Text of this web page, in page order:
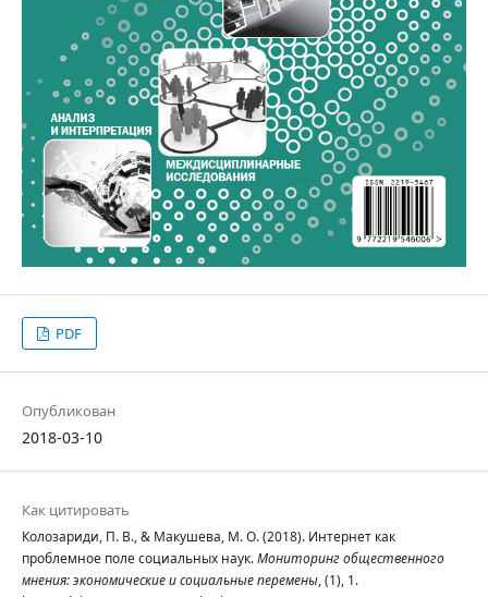
PDF
Опубликован
2018-03-10
Как цитировать
Колозариди, П. В., & Макушева, М. О. (2018). Интернет как
проблемное поле социальных наук.Мониторинг общественного
мнения: экономические и социальные перемены, (1), 1.